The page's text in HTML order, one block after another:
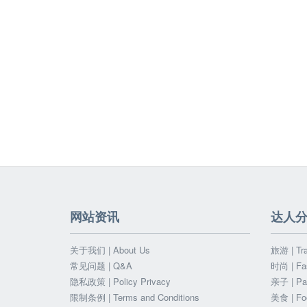
网站资讯
关于我们 | About Us
常见问题 | Q&A
隐私政策 | Policy Privacy
限制条例 | Terms and Conditions
达人
旅游 |
时尚 |
亲子 |
美食 |